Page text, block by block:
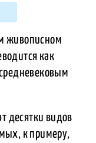
живописном
как
десятки видов
к примеру,